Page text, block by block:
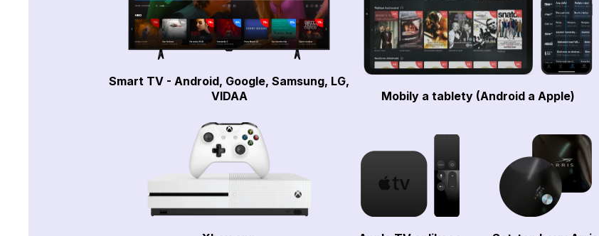
Smart TV - Android, Google, Samsung, LG,
VIDAA
Mobily a tablety (Android a Apple)